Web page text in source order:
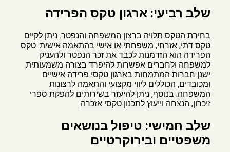
שלב רביעי: ארגון טקס הפרידה
בחירת הטקס תלויה ברצון המשפחה והנפטר. ניתן לקיים
טקס דתי, אזרחי, משפחתי או אישי בהתאמה אישית. טקס
הפרידה הוא הזדמנות לכבד את זכר הנפטר ולהעניק
למשפחה ולחברים אפשרות להיפרד בצורה משמעותית.
ישנן חברות המתמחות בארגון טקסי פרידה אישיים
ומכובדים, הכוללים ליווי מקצועי והתאמה לרצונות
המשפחה. בנוסף, ניתן להיעזר בשירותים להפקת ספרי
זיכרון, הנצחה וייעוץ לתכנון טקסי אזכרה.
שלב חמישי: טיפול בנושאים
משפטיים ובירוקרטיים